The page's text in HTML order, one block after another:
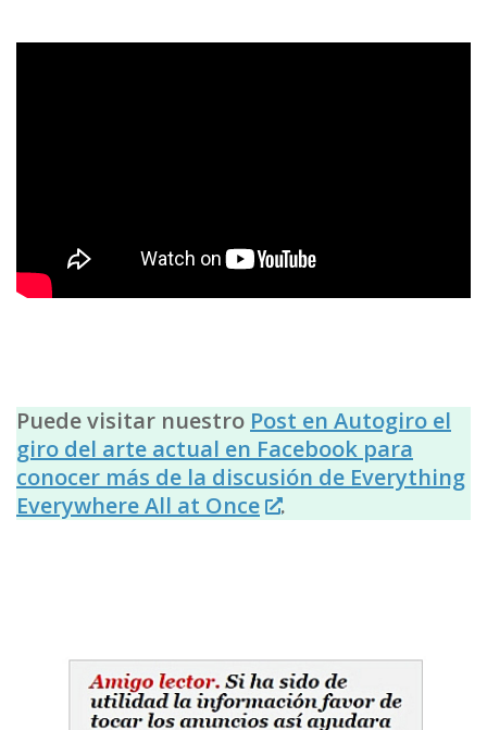
Puede visitar nuestro Post en Autogiro el
giro del arte actual en Facebook para
conocer más de la discusión de Everything
Everywhere All at Once
.